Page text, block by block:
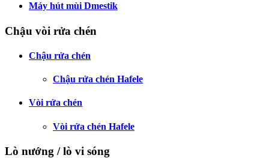
Máy hút mùi Dmestik
Chậu vòi rửa chén
Chậu rửa chén
Chậu rửa chén Hafele
Vòi rửa chén
Vòi rửa chén Hafele
Lò nướng / lò vi sóng